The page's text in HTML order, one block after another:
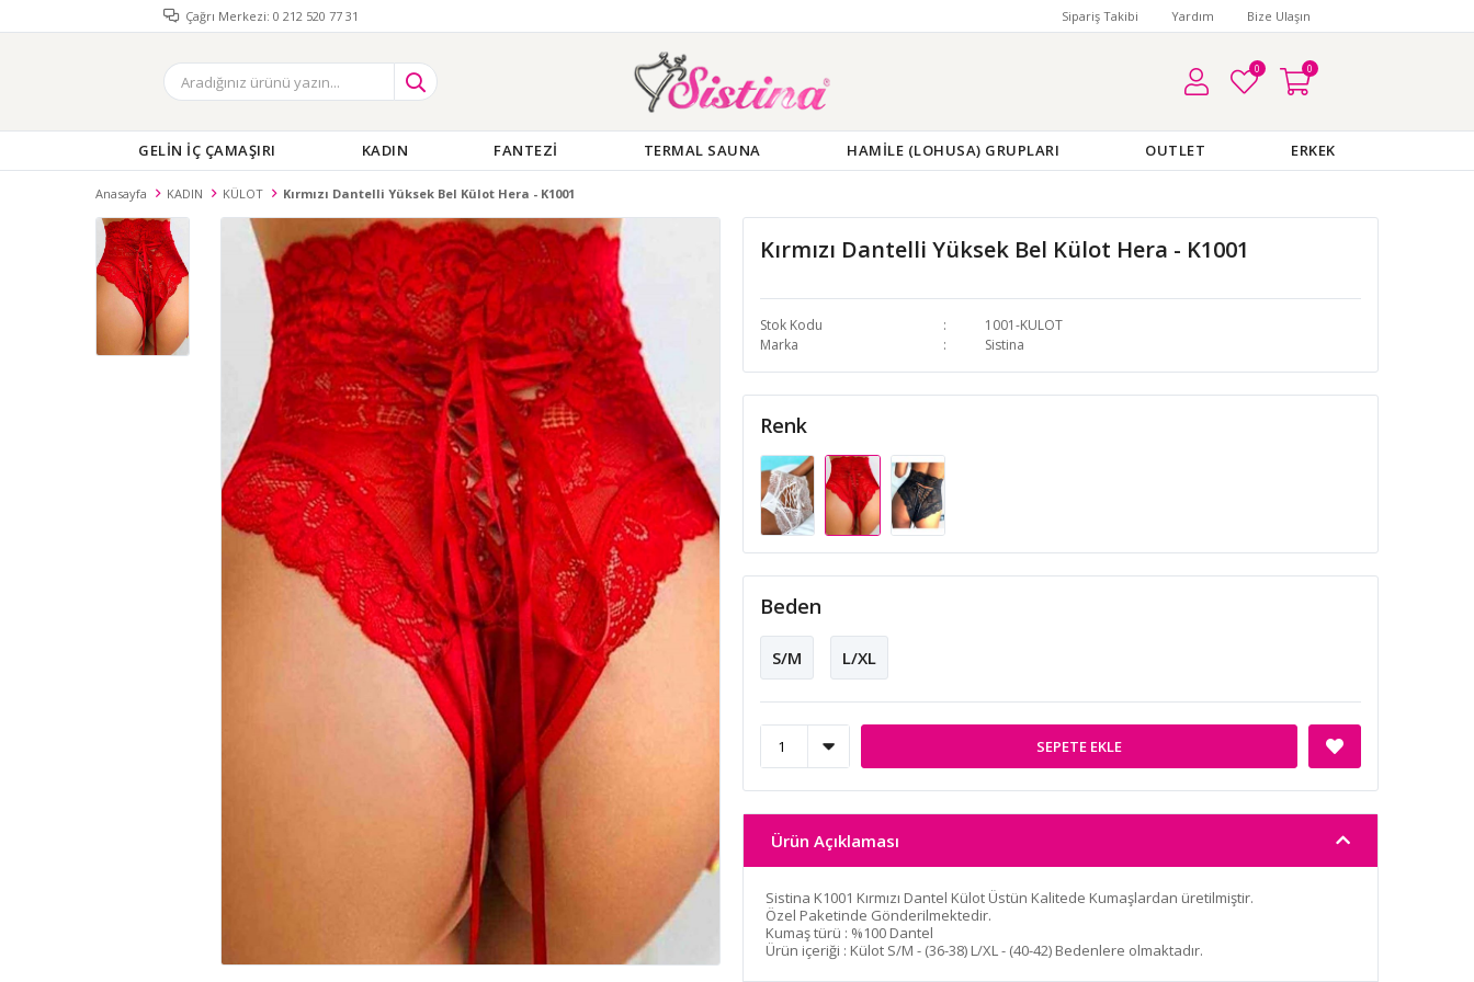
Çağrı Merkezi: 0 212 520 77 31 Sipariş Takibi Yardım Bize Ulaşın
0 0
GELİN İÇ ÇAMAŞIRI KADIN FANTEZİ TERMAL SAUNA HAMİLE (LOHUSA) GRUPLARI OUTLET ERKEK
Anasayfa KADIN KÜLOT Kırmızı Dantelli Yüksek Bel Külot Hera - K1001
Kırmızı Dantelli Yüksek Bel Külot Hera - K1001
Stok Kodu
1001-KULOT
Marka
Sistina
Renk
Beden
S/M L/XL
SEPETE EKLE
Ürün Açıklaması
Sistina K1001 Kırmızı Dantel Külot Üstün Kalitede Kumaşlardan üretilmiştir.
Özel Paketinde Gönderilmektedir.
Kumaş türü : %100 Dantel
Ürün içeriği : Külot S/M - (36-38) L/XL - (40-42) Bedenlere olmaktadır.